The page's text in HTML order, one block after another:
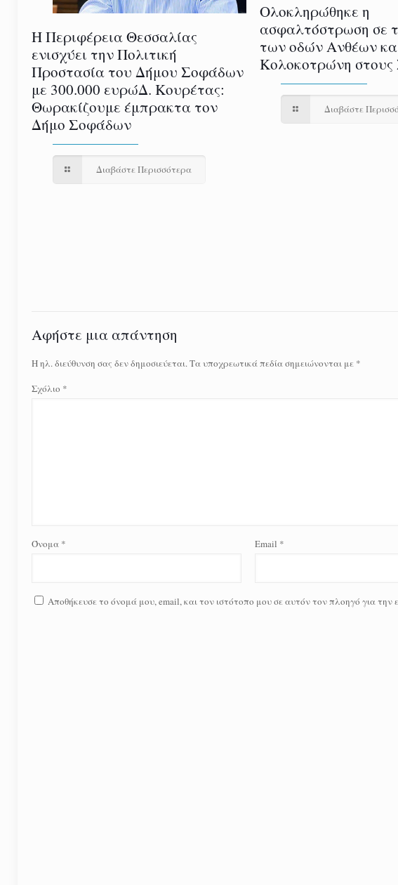
Η Περιφέρεια Θεσσαλίας
ενισχύει την Πολιτική
Προστασία του Δήμου Σοφάδων
με 300.000 ευρώΔ. Κουρέτας:
Θωρακίζουμε έμπρακτα τον
Δήμο Σοφάδων
Διαβάστε Περισσότερα
Ολοκληρώθηκε η
ασφαλτόστρωση σε
των οδών Ανθέων
Κολοκοτρώνη στους
Διαβάστε
Αφήστε μια απάντηση
Η ηλ. διεύθυνση σας δεν δημοσιεύεται.Τα υποχρεωτικά πεδία σημειώνονται με *
Σχόλιο *
Όνομα * Email *
Αποθήκευσε το όνομά μου, email, και τον ιστότοπο μου σε αυτόν τον πλοηγό για